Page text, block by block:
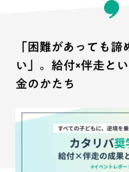
「困難があっても
い」。給付×伴走と
金のかたち